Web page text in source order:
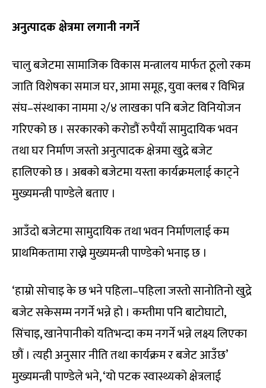
अनुत्पादक क्षेत्रमा लगानी नगर्ने
चालु बजेटमा सामाजिक विकास मन्त्रालय मार्फत ठूलो रकम
जाति विशेषका समाज घर, आमा समूह, युवा क्लब र विभिन्न
संघ–संस्थाका नाममा २/४ लाखका पनि बजेट विनियोजन
गरिएको छ । सरकारको करोडौं रुपैयाँ सामुदायिक भवन
तथा घर निर्माण जस्तो अनुत्पादक क्षेत्रमा खुद्रे बजेट
हालिएको छ । अबको बजेटमा यस्ता कार्यक्रमलाई काट्ने
मुख्यमन्त्री पाण्डेले बताए ।
आउँदो बजेटमा सामुदायिक तथा भवन निर्माणलाई कम
प्राथमिकतामा राख्ने मुख्यमन्त्री पाण्डेको भनाइ छ ।
‘हाम्रो सोचाइ के छ भने पहिला–पहिला जस्तो सानोतिनो खुद्रे
बजेट सकेसम्म नगर्ने भन्ने हो । कम्तीमा पनि बाटोघाटो,
सिंचाइ, खानेपानीको यतिभन्दा कम नगर्ने भन्ने लक्ष्य लिएका
छौं । त्यही अनुसार नीति तथा कार्यक्रम र बजेट आउँछ’
मुख्यमन्त्री पाण्डेले भने, ‘यो पटक स्वास्थ्यको क्षेत्रलाई